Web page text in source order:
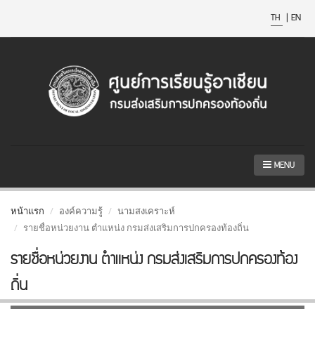
TH | EN
MENU
หน้าแรก องค์ความรู้
นามสงเคราะห์
รายชื่อหน่วยงาน ตำแหน่ง กรมส่งเสริมการปกครองท้องถิ่น
รายชื่อหน่วยงาน ตำแหน่ง กรมส่งเสริมการปกครองท้อง
ถิ่น